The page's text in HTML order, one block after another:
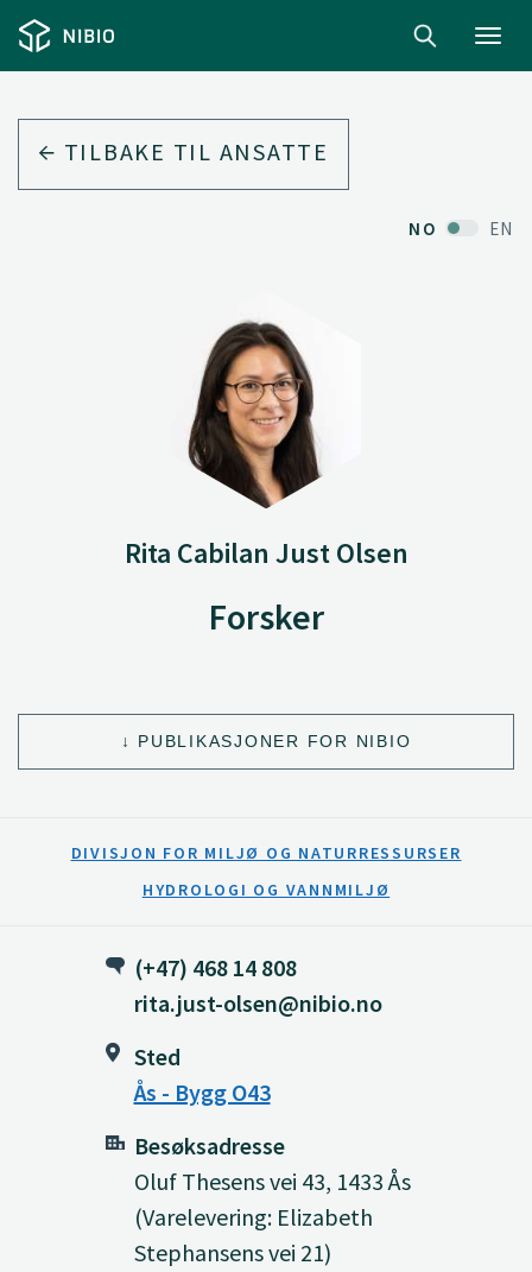
TILBAKE TIL ANSATTE
NO EN
Rita Cabilan Just Olsen
Forsker
PUBLIKASJONER FOR NIBIO
DIVISJON FOR MILJØ OG NATURRESSURSER
HYDROLOGI OG VANNMILJØ
(+47) 468 14 808
rita.just-olsen@nibio.no
Sted
Ås - Bygg O43
Besøksadresse
Oluf Thesens vei 43, 1433 Ås
(Varelevering: Elizabeth
Stephansens vei 21)